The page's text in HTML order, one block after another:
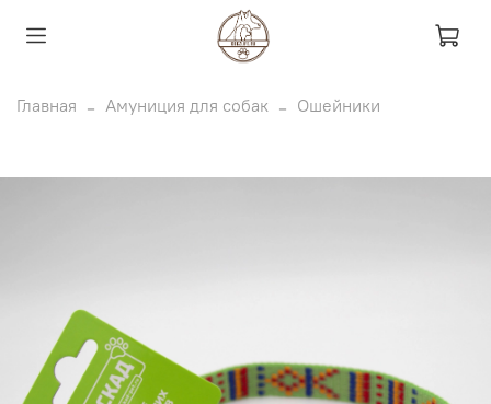
Главная Амуниция для собак Ошейники